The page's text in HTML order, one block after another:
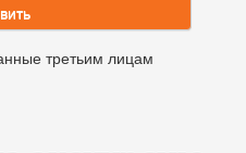
третьим лицам